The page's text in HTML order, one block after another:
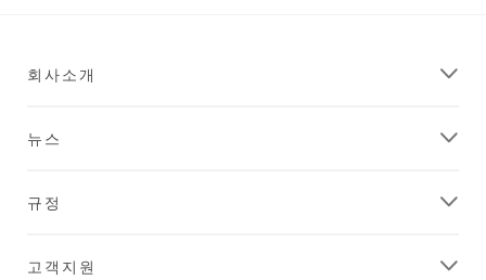
회사소개
뉴스
규정
고객지원